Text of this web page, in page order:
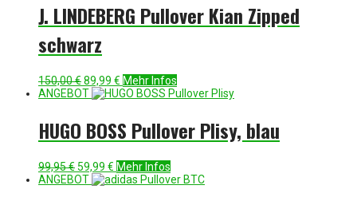
J. LINDEBERG Pullover Kian Zipped
schwarz
150,00€Ursprünglicher
Preis
89,99 € Aktueller
Preis
Mehr Infos
ANGEBOT
HUGO BOSS Pullover Plisy, blau
99,95€ Ursprünglicher
Preis
59,99 € Aktueller
Preis
Mehr Infos
ANGEBOT